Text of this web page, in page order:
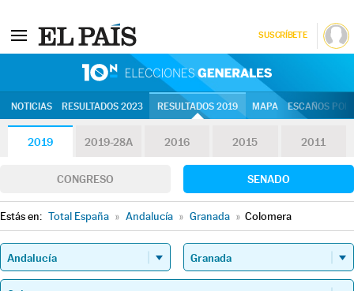
SUSCRÍBETE
NOTICIAS RESULTADOS 2023 RESULTADOS 2019 MAPA ESCAÑOS
2019 2019-28A 2016 2015 2011
CONGRESO SENADO
Estás en: Total España » Andalucía » Granada » Colomera